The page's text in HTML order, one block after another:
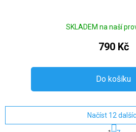
SKLADEM na naší
790 Kč
Do košíku
Načíst 12